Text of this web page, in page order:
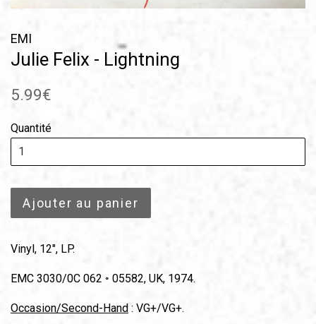
EMI
Julie Felix - Lightning
Prix
5.99€
Quantité
Ajouter au panier
Vinyl, 12", LP.
EMC 3030/0C 062 ◦ 05582, UK, 1974.
Occasion/Second-Hand : VG+/VG+.